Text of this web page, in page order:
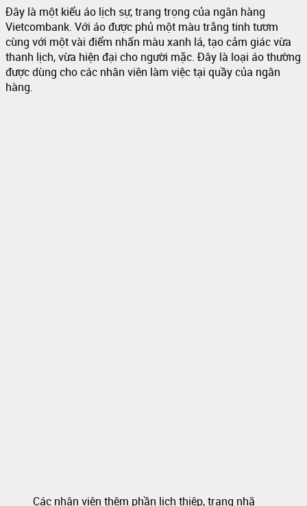
Đây là một kiểu áo lịch sự, trang trọng của ngân hàng
Vietcombank. Với áo được phủ một màu trắng tinh tươm
cùng với một vài điểm nhấn màu xanh lá, tạo cảm giác vừa
thanh lịch, vừa hiện đại cho người mặc. Đây là loại áo thường
được dùng cho các nhân viên làm việc tại quầy của ngân
hàng.
Các nhân viên thêm phần lịch thiệp, trang nhã